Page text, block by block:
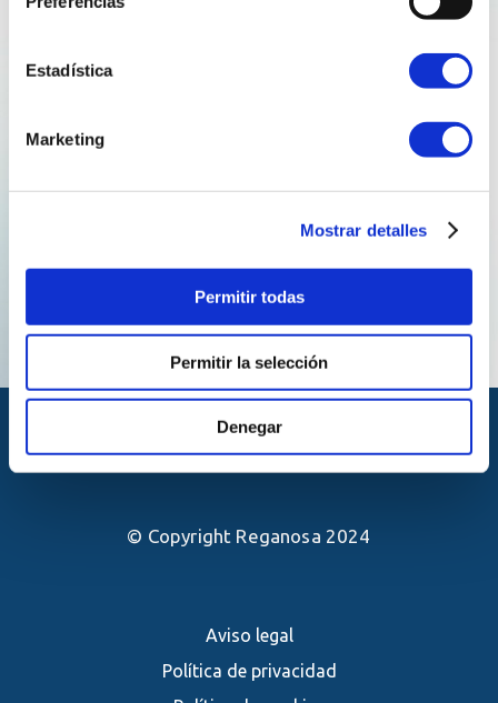
Estadística
Marketing
Mostrar detalles
Permitir todas
Permitir la selección
Denegar
25 años
desarrollo sostenible
reganosa
Explore more
Aviso legal
Política de privacidad
© Copyright Reganosa 2024